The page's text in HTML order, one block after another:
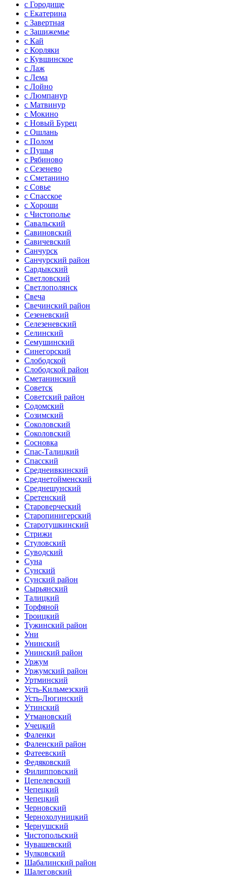
с Городище
с Екатерина
с Завертная
с Зашижемье
с Кай
с Корляки
с Кувшинское
с Лаж
с Лема
с Лойно
с Люмпанур
с Матвинур
с Мокино
с Новый Бурец
с Ошлань
с Полом
с Пушья
с Рябиново
с Сезенево
с Сметанино
с Совье
с Спасское
с Хороши
с Чистополье
Савальский
Савиновский
Савичевский
Санчурск
Санчурский район
Сардыкский
Светловский
Светлополянск
Свеча
Свечинский район
Сезеневский
Селезеневский
Селинский
Семушинский
Синегорский
Слободской
Слободской район
Сметанинский
Советск
Советский район
Содомский
Созимский
Соколовский
Соколовский
Сосновка
Спас-Талицкий
Спасский
Среднеивкинский
Среднетойменский
Среднешунский
Сретенский
Староверческий
Старопинигерский
Старотушкинский
Стрижи
Стуловский
Суводский
Суна
Сунский
Сунский район
Сырьянский
Талицкий
Торфяной
Троицкий
Тужинский район
Уни
Унинский
Унинский район
Уржум
Уржумский район
Уртминский
Усть-Кильмезский
Усть-Люгинский
Утинский
Утмановский
Учецкий
Фаленки
Фаленский район
Фатеевский
Федяковский
Филипповский
Цепелевский
Чепецкий
Чепецкий
Черновский
Чернохолуницкий
Чернушский
Чистопольский
Чувашевский
Чулковский
Шабалинский район
Шалеговский